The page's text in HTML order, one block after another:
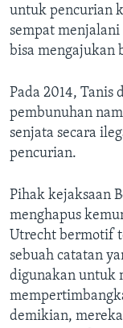
untuk pencurian
sempat
bisa mengajukan
Pada 2014,
pembunuhan
senjata secara
pencurian.
Pihak kejaksaan
menghapus
Utrecht bermotif
sebuah catatan
digunakan untuk
demikian,